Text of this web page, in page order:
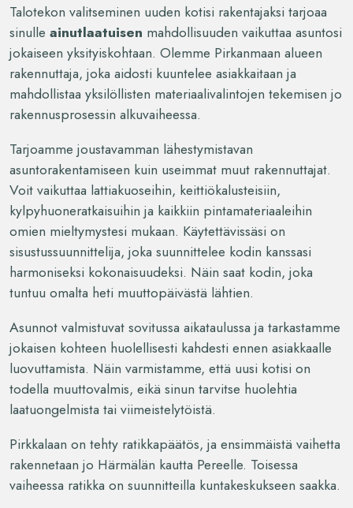
Talotekon valitseminen uuden kotisi rakentajaksi tarjoaa
sinulle ainutlaatuisen mahdollisuuden vaikuttaa asuntosi
jokaiseen yksityiskohtaan. Olemme Pirkanmaan alueen
rakennuttaja, joka aidosti kuuntelee asiakkaitaan ja
mahdollistaa yksilöllisten materiaalivalintojen tekemisen jo
rakennusprosessin alkuvaiheessa.
Tarjoamme joustavamman lähestymistavan
asuntorakentamiseen kuin useimmat muut rakennuttajat.
Voit vaikuttaa lattiakuoseihin, keittiökalusteisiin,
kylpyhuoneratkaisuihin ja kaikkiin pintamateriaaleihin
omien mieltymystesi mukaan. Käytettävissäsi on
sisustussuunnittelija, joka suunnittelee kodin kanssasi
harmoniseksi kokonaisuudeksi. Näin saat kodin, joka
tuntuu omalta heti muuttopäivästä lähtien.
Asunnot valmistuvat sovitussa aikataulussa ja tarkastamme
jokaisen kohteen huolellisesti kahdesti ennen asiakkaalle
luovuttamista. Näin varmistamme, että uusi kotisi on
todella muuttovalmis, eikä sinun tarvitse huolehtia
laatuongelmista tai viimeistelytöistä.
Pirkkalaan on tehty ratikkapäätös, ja ensimmäistä vaihetta
rakennetaan jo Härmälän kautta Pereelle. Toisessa
vaiheessa ratikka on suunnitteilla kuntakeskukseen saakka.